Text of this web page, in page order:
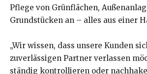
Pflege von Grünflächen,
Grundstücken an – alles aus einer
„Wir wissen, dass unsere Kunden
zuverlässigen Partner verlassen
ständig kontrollieren oder